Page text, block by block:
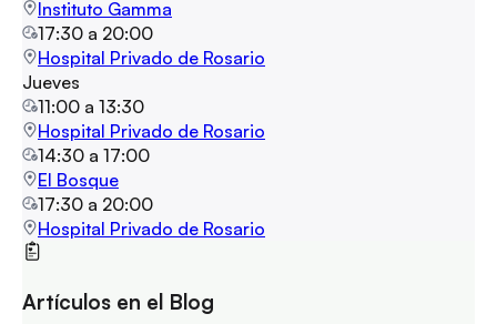
Instituto Gamma
17:30 a 20:00
Hospital Privado de Rosario
Jueves
11:00 a 13:30
Hospital Privado de Rosario
14:30 a 17:00
El Bosque
17:30 a 20:00
Hospital Privado de Rosario
Artículos en el Blog